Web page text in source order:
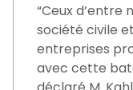
“Ceux d’entre
société civile
entreprises
avec cette